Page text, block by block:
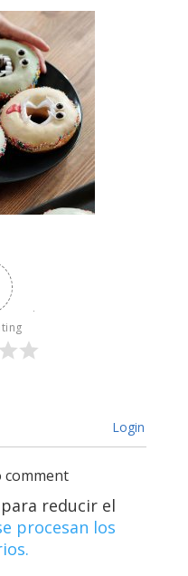
Login
comment
reducir el
procesan los